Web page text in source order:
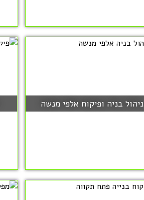
ניהול בניה ופיקוח אלפי מנשה